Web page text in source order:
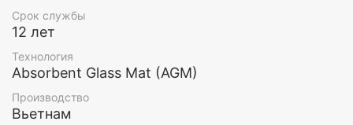
Срок службы
12 лет
Технология
Absorbent Glass Mat (AGM)
Производство
Вьетнам